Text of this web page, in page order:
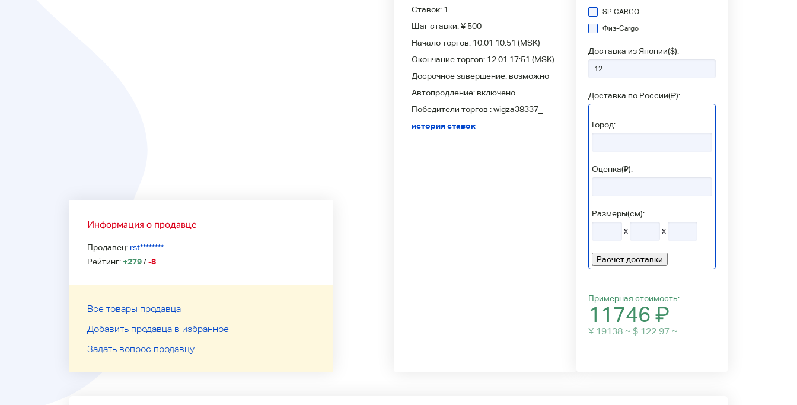
Информация о продавце
Продавец: rst********
Рейтинг:+279/-8
Все товары продавца
Добавить продавца в избранное
Задать вопрос продавцу
Ставок: 1
Шаг ставки:¥ 500
Начало торгов: 10.01 10:51 (MSK)
Окончание торгов: 12.01 17:51 (MSK)
Досрочное завершение: возможно
Автопродление: включено
Победители торгов :wigza38337_
история ставок
SP CARGO
Физ-Сargo
Доставка из Японии($):
Доставка по России(₽):
Город:
Оценка(₽):
Размеры(см):
x
x
Расчет доставки
Примерная стоимость:
11746 ₽
¥ 19138 ~ $ 122.97 ~